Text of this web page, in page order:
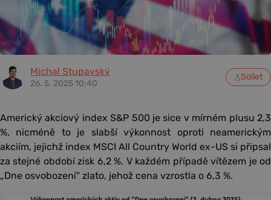
Michal Stupavský
26. 5. 2025 10:40
Sdílet
Americký akciový index S&P 500 je sice v mírném plusu 2,3
%, nicméně to je slabší výkonnost oproti neamerickým
akciím, jejichž index MSCI All Country World ex-US si připsal
za stejné období zisk 6,2 %. V každém případě vítězem je od
„Dne osvobození“ zlato, jehož cena vzrostla o 6,3 %.